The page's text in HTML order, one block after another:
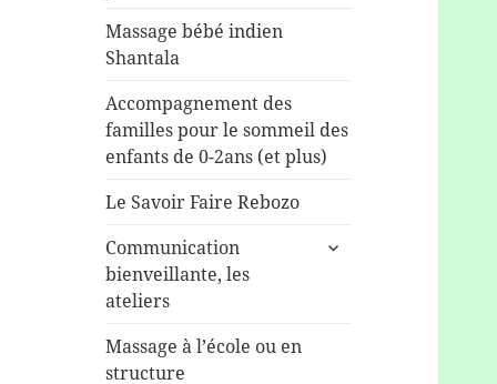
Massage bébé indien
Shantala
Accompagnement des
familles pour le sommeil des
enfants de 0-2ans (et plus)
Le Savoir Faire Rebozo
Communication
bienveillante, les
ateliers
ouvrir
Massage à l’école ou en
structure